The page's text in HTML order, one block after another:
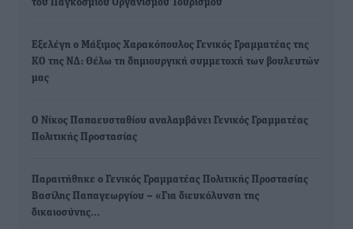
του Παγκόσμιου Οργανισμού Τουρισμού
Εξελέγη ο Μάξιμος Χαρακόπουλος Γενικός Γραμματέας της
ΚΟ της ΝΔ: Θέλω τη δημιουργική συμμετοχή των βουλευτών
μας
Ο Νίκος Παπαευσταθίου αναλαμβάνει Γενικός Γραμματέας
Πολιτικής Προστασίας
Παραιτήθηκε ο Γενικός Γραμματέας Πολιτικής Προστασίας
Βασίλης Παπαγεωργίου – «Για διευκόλυνση της
δικαιοσύνης…